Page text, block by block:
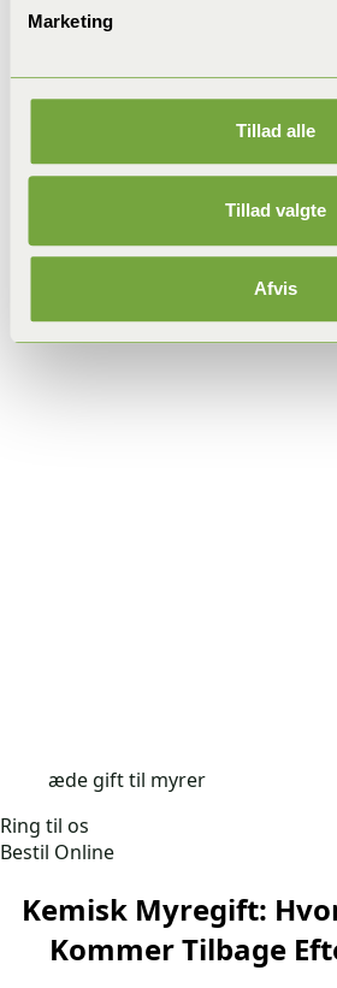
Marketing
Tillad alle
Tillad valgte
Afvis
æde gift til myrer
Ring til os
Bestil Online
Kemisk Myregift:
Kommer Tilbage